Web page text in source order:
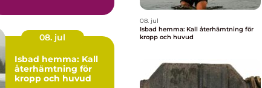
Ett...
08. jul
Isbad hemma: Kall
återhämtning för
kropp och huvud
08. jul
Isbad hemma: Kall återhämtning för
kropp och huvud